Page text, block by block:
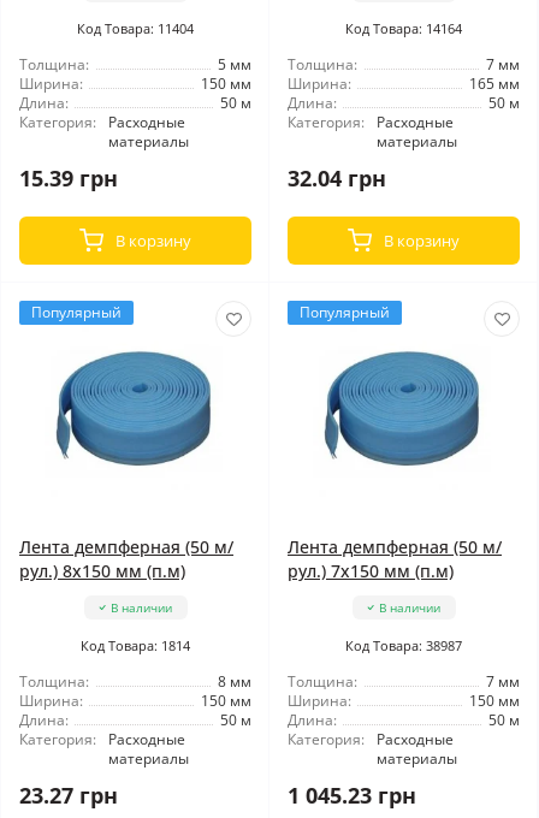
Код Товара: 11404
Толщина:
5 мм
Ширина:
150 мм
Длина:
50 м
Категория:
Расходные
материалы
15.39 грн
В корзину
Код Товара: 14164
Толщина:
7 мм
Ширина:
165 мм
Длина:
50 м
Категория:
Расходные
материалы
32.04 грн
В корзину
Популярный
Лента демпферная (50 м/
рул.) 8x150 мм (п.м)
В наличии
Код Товара: 1814
Толщина:
8 мм
Ширина:
150 мм
Длина:
50 м
Категория:
Расходные
материалы
23.27 грн
Популярный
Лента демпферная (50 м/
рул.) 7x150 мм (п.м)
В наличии
Код Товара: 38987
Толщина:
7 мм
Ширина:
150 мм
Длина:
50 м
Категория:
Расходные
материалы
1 045.23 грн